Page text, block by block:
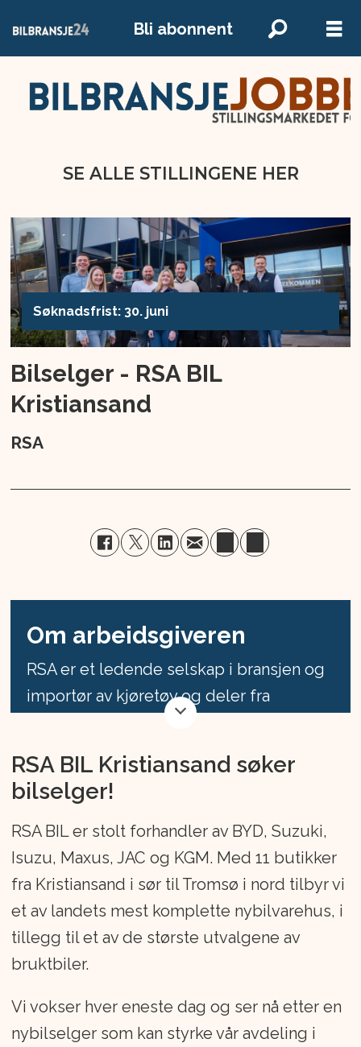
Bli abonnent
SE ALLE STILLINGENE HER
Søknadsfrist: 30. juni
Bilselger - RSA BIL
Kristiansand
RSA
Om arbeidsgiveren
RSA er et ledende selskap i bransjen og
importør av kjøretøy og deler fra
engasjerte medarbeidere og solide
eiere, og hadde i 2025 en omsetning på
NOK 5,6 mrd. I tillegg til Norge, har
importørvirksomheten kontorer i
Sverige, Danmark, Finland, Polen og
Tyskland.
RSA BIL er selskapets egeneide
Norge, fra Kristiansand i sør til Tromsø i
nord. RSA Bil utfører alle
RSA BIL Kristiansand søker
bilselger!
RSA BIL er stolt forhandler av BYD, Suzuki,
Isuzu, Maxus, JAC og KGM. Med 11 butikker
fra Kristiansand i sør til Tromsø i nord tilbyr vi
et av landets mest komplette nybilvarehus, i
tillegg til et av de største utvalgene av
bruktbiler.
Vi vokser hver eneste dag og ser nå etter en
nybilselger som kan styrke vår avdeling i